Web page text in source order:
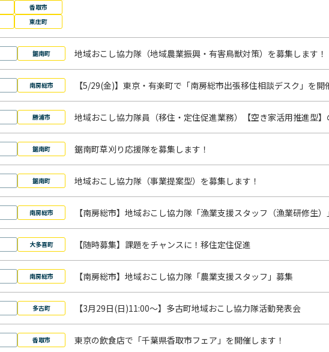
香取市
東庄町
鋸南町 地域おこし協力隊（地域農業振興・有害鳥獣対策）を募集します！
南房総市 【5/29(金)】東京・有楽町で「南房総市出張移住相談デスク」を開
勝浦市 地域おこし協力隊員（移住・定住促進業務）【空き家活用推進型】
鋸南町 鋸南町草刈り応援隊を募集します！
鋸南町 地域おこし協力隊（事業提案型）を募集します！
南房総市 【南房総市】地域おこし協力隊「漁業支援スタッフ（漁業研修生）
大多喜町 【随時募集】課題をチャンスに！移住定住促進
南房総市 【南房総市】地域おこし協力隊「農業支援スタッフ」募集
多古町 【3月29日(日)11:00～】多古町地域おこし協力隊活動発表会
香取市 東京の飲食店で「千葉県香取市フェア」を開催します！